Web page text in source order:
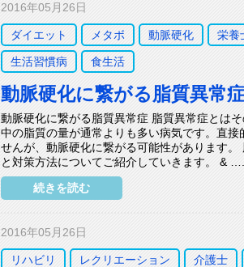
2016年05月26日
ダイエット メタボ 動脈硬化 栄養
生活習慣病 食生活
動脈硬化に繋がる脂質異常
動脈硬化に繋がる脂質異常症 脂質異常症とは
中の脂質の量が通常よりも多い病気です。直接
せんが、動脈硬化に繋がる可能性があります。
と対策方法についてご紹介していきます。 & …..
続きを読む
2016年05月26日
リハビリ レクリエーション 介護士